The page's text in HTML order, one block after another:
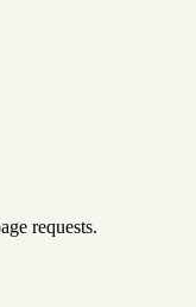
requests.